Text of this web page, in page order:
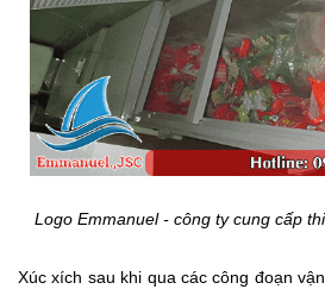
Logo Emmanuel - công ty cung cấp
Xúc xích sau khi qua các công đoạn